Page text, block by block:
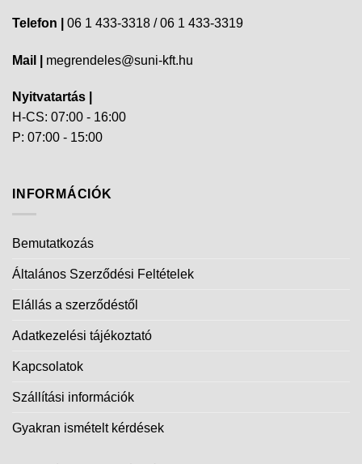
Telefon | 06 1 433-3318 / 06 1 433-3319
Mail | megrendeles@suni-kft.hu
Nyitvatartás |
H-CS: 07:00 - 16:00
P: 07:00 - 15:00
INFORMÁCIÓK
Bemutatkozás
Általános Szerződési Feltételek
Elállás a szerződéstől
Adatkezelési tájékoztató
Kapcsolatok
Szállítási információk
Gyakran ismételt kérdések